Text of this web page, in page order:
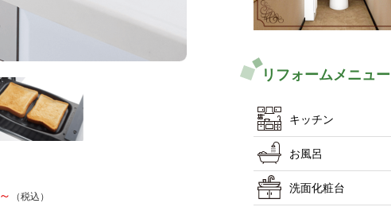
リフォームメニュー
キッチン
お風呂
洗面化粧台